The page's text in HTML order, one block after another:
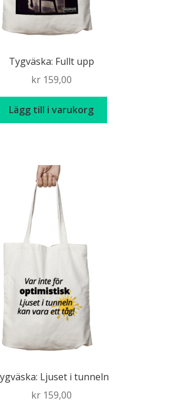
Tygväska: Fullt upp
kr159,00
Lägg till i varukorg
Ljuset i tunneln
kr159,00